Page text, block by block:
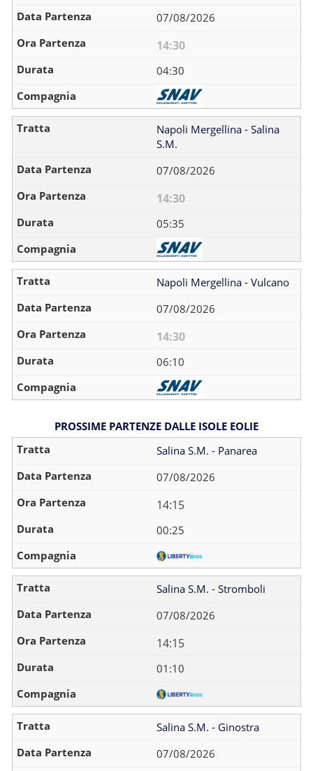
07/08/2026
14:30
04:30
Napoli Mergellina - Salina
S.M.
07/08/2026
14:30
05:35
Napoli Mergellina - Vulcano
07/08/2026
14:30
06:10
PROSSIME PARTENZE DALLE ISOLE EOLIE
Salina S.M. - Panarea
07/08/2026
14:15
00:25
Salina S.M. - Stromboli
07/08/2026
14:15
01:10
Salina S.M. - Ginostra
07/08/2026